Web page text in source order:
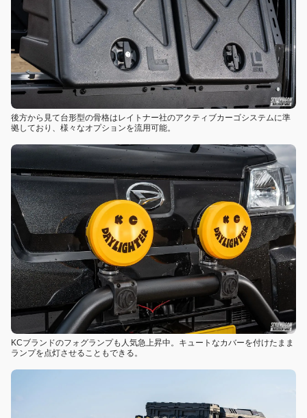
後方から見て台形型の骨格はレイトナー社のアクティブカーゴシステムに準
拠しており、様々なオプションを流用可能。
KCブランドのフォグランプも人気急上昇中。キュートなカバーを付けたまま
ランプを点灯させることもできる。